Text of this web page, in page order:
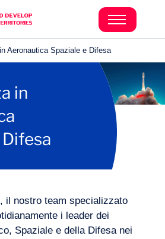
Aeronautica Spaziale e Difesa
in
il nostro team specializzato
i leader dei
Spaziale e della Difesa nei